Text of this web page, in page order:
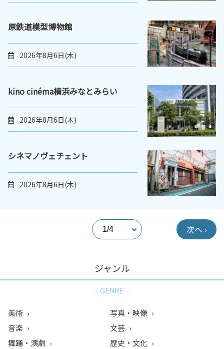
原鉄道模型博物館
2026年8月6日(木)
kino cinéma横浜みなとみらい
2026年8月6日(木)
シネマノヴェチェント
2026年8月6日(木)
次へ ›
ジャンル
GENRE
美術
音楽
舞踊・演劇
写真・映像
文芸
歴史・文化